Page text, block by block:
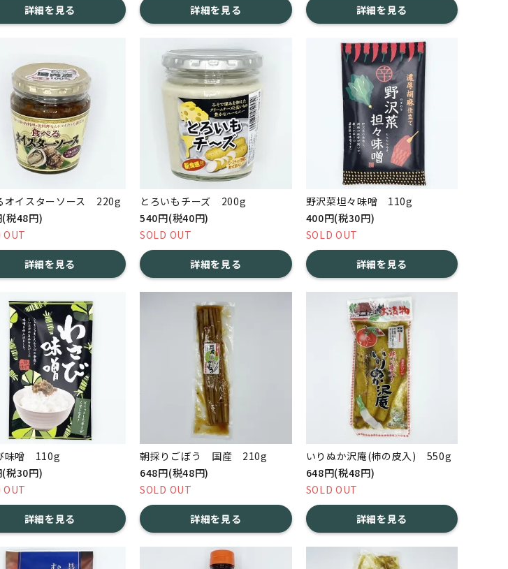
詳細を見る 詳細を見る 詳細を見る
オイスターソース 220g
税48円)
OUT
詳細を見る
とろいもチーズ 200g
540円(税40円)
SOLD OUT
詳細を見る
野沢菜坦々味噌 110g
400円(税30円)
SOLD OUT
詳細を見る
味噌 110g
税30円)
OUT
詳細を見る
朝採りごぼう 国産 210g
648円(税48円)
SOLD OUT
詳細を見る
いりぬか沢庵(柿の皮入) 550g
648円(税48円)
SOLD OUT
詳細を見る